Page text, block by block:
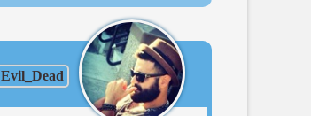
Evil_Dead